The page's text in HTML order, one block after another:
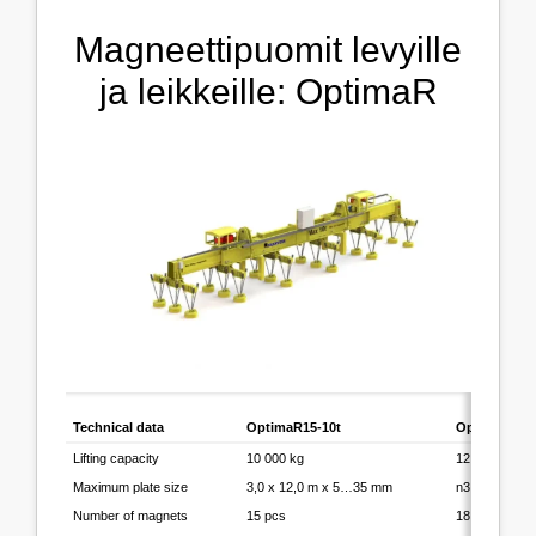
Magneettipuomit levyille
ja leikkeille: OptimaR
Technical data OptimaR15-10t OptimaR18-
Lifting capacity 10 000 kg
12 000 kg
Maximum plate size
3,0 x 12,0 m x 5…35 mm
n3,0 x 12,0
Number of magnets
15 pcs
18 pcs